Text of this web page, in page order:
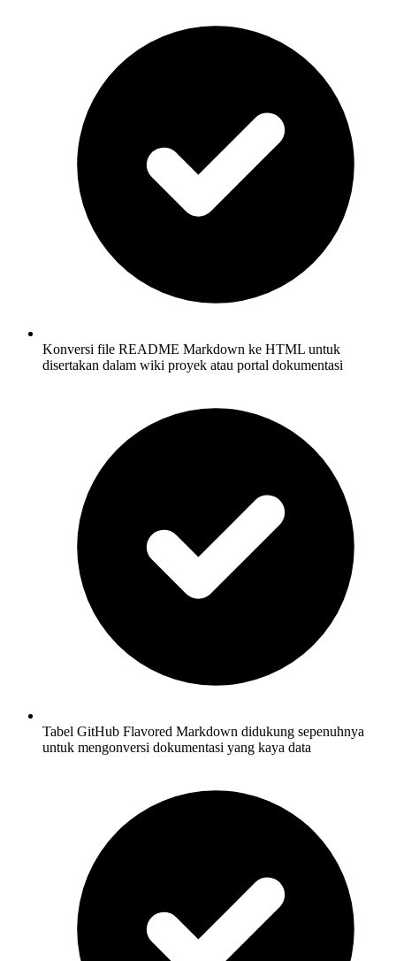
Konversi file README Markdown ke HTML untuk
disertakan dalam wiki proyek atau portal dokumentasi
Tabel GitHub Flavored Markdown didukung sepenuhnya
untuk mengonversi dokumentasi yang kaya data